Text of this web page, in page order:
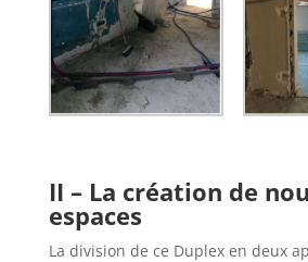
II – La création de
espaces
La division de ce Duplex en deux